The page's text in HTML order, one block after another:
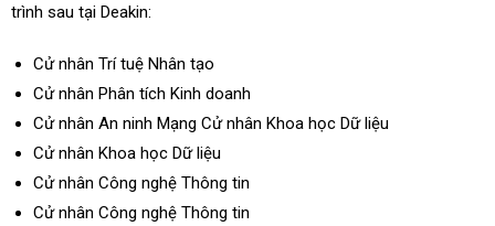
trình sau tại Deakin:
Cử nhân Trí tuệ Nhân tạo
Cử nhân Phân tích Kinh doanh
Cử nhân An ninh Mạng Cử nhân Khoa học Dữ liệu
Cử nhân Khoa học Dữ liệu
Cử nhân Công nghệ Thông tin
Cử nhân Công nghệ Thông tin